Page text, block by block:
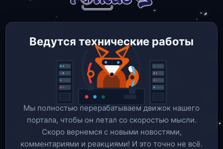
Ведутся технические работы
Мы полностью перерабатываем движок нашего
портала, чтобы он летал со скоростью мысли.
Скоро вернемся c новыми новостями,
комментариями и реакциями! И это точно не всё.